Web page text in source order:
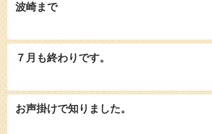
波崎まで
７月も終わりです。
お声掛けで知りました。